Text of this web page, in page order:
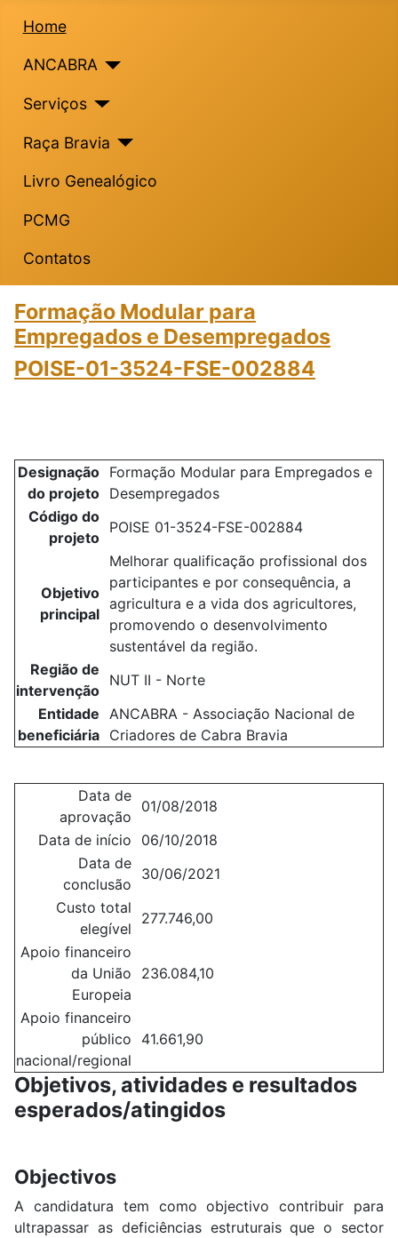
Home
ANCABRA
Serviços
Raça Bravia
Livro Genealógico
PCMG
Contatos
Formação Modular para
Empregados e Desempregados
POISE-01-3524-FSE-002884
Designação
do projeto
Formação Modular para Empregados e
Desempregados
Código do
projeto
POISE 01-3524-FSE-002884
Objetivo
principal
Melhorar qualificação profissional dos
participantes e por consequência, a
agricultura e a vida dos agricultores,
promovendo o desenvolvimento
sustentável da região.
Região de
intervenção
NUT II - Norte
Entidade
beneficiária
ANCABRA - Associação Nacional de
Criadores de Cabra Bravia
Data de
aprovação
01/08/2018
Data de início
06/10/2018
Data de
conclusão
30/06/2021
Custo total
elegível
277.746,00
Apoio financeiro
da União
Europeia
236.084,10
Apoio financeiro
público
nacional/regional
41.661,90
Objetivos, atividades e resultados
esperados/atingidos
Objectivos
A candidatura tem como objectivo contribuir para
ultrapassar as deficiências estruturais que o sector